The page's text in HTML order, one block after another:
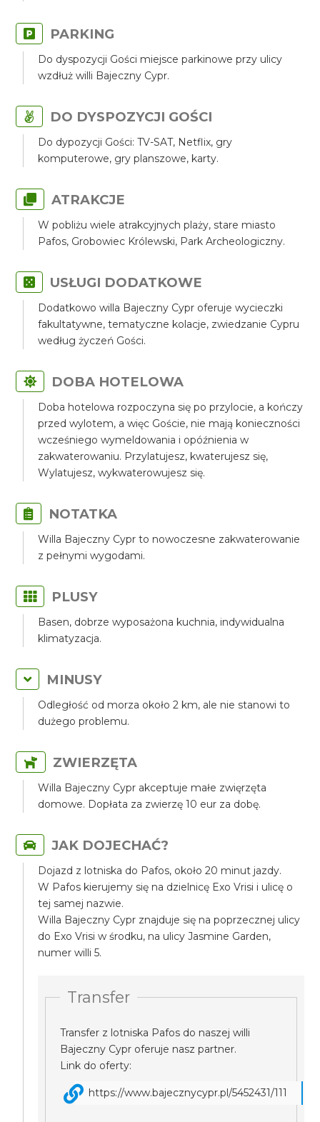
PARKING
Do dyspozycji Gości miejsce parkinowe przy ulicy
wzdłuż willi Bajeczny Cypr.
DO DYSPOZYCJI GOŚCI
Do dypozycji Gości: TV-SAT, Netflix, gry
komputerowe, gry planszowe, karty.
ATRAKCJE
W pobliżu wiele atrakcyjnych plaży, stare miasto
Pafos, Grobowiec Królewski, Park Archeologiczny.
USŁUGI DODATKOWE
Dodatkowo willa Bajeczny Cypr oferuje wycieczki
fakultatywne, tematyczne kolacje, zwiedzanie Cypru
według życzeń Gości.
DOBA HOTELOWA
Doba hotelowa rozpoczyna się po przylocie, a kończy
przed wylotem, a więc Goście, nie mają konieczności
wcześniego wymeldowania i opóźnienia w
zakwaterowaniu. Przylatujesz, kwaterujesz się,
Wylatujesz, wykwaterowujesz się.
NOTATKA
Willa Bajeczny Cypr to nowoczesne zakwaterowanie
z pełnymi wygodami.
PLUSY
Basen, dobrze wyposażona kuchnia, indywidualna
klimatyzacja.
MINUSY
Odległość od morza około 2 km, ale nie stanowi to
dużego problemu.
ZWIERZĘTA
Willa Bajeczny Cypr akceptuje małe zwięrzęta
domowe. Dopłata za zwierzę 10 eur za dobę.
JAK DOJECHAĆ?
Dojazd z lotniska do Pafos, około 20 minut jazdy.
W Pafos kierujemy się na dzielnicę Exo Vrisi i ulicę o
tej samej nazwie.
Willa Bajeczny Cypr znajduje się na poprzecznej ulicy
do Exo Vrisi w środku, na ulicy Jasmine Garden,
numer willi 5.
Transfer
Transfer z lotniska Pafos do naszej willi
Bajeczny Cypr oferuje nasz partner.
Link do oferty:
https://www.bajecznycypr.pl/5452431/111